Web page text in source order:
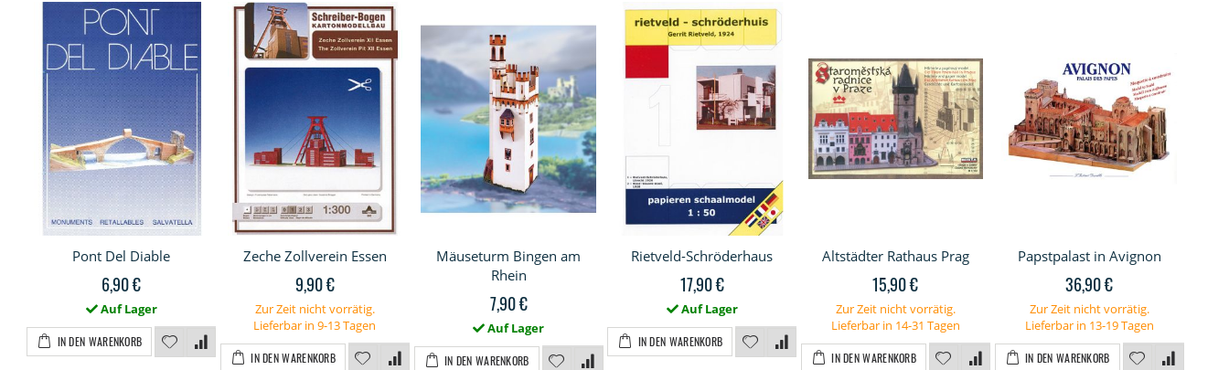
Pont Del Diable
6,90 €
Auf Lager
IN DEN WARENKORB
Zeche Zollverein Essen
9,90 €
Zur Zeit nicht vorrätig.
Lieferbar in 9-13 Tagen
IN DEN WARENKORB
Mäuseturm Bingen am
Rhein
7,90 €
Auf Lager
IN DEN WARENKORB
Rietveld-Schröderhaus
17,90 €
Auf Lager
IN DEN WARENKORB
Altstädter Rathaus Prag
15,90 €
Zur Zeit nicht vorrätig.
Lieferbar in 14-31 Tagen
IN DEN WARENKORB
Papstpalast in Avignon
36,90 €
Zur Zeit nicht vorrätig.
Lieferbar in 13-19 Tagen
IN DEN WARENKORB